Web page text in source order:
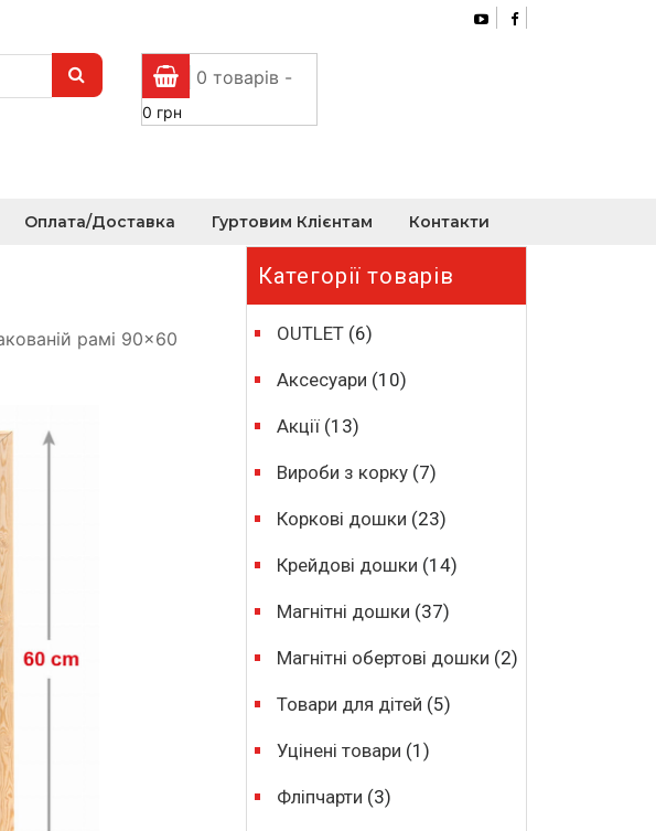
0 товарів -
0 грн
Оплата/Доставка Гуртовим Клієнтам Контакти
рамі 90×60
Категорії товарів
OUTLET (6)
Аксесуари (10)
Акції (13)
Вироби з корку (7)
Коркові дошки (23)
Крейдові дошки (14)
Магнітні дошки (37)
Магнітні обертові дошки (2)
Товари для дітей (5)
Уцінені товари (1)
Фліпчарти (3)